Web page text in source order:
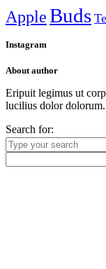
AppleBuds
Instagram
About author
Eripuit legimus ut
lucilius dolor dolorum.
Search for: